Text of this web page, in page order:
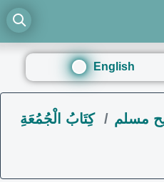
English
مسلم كِتَابُ الْجُمُعَةِ